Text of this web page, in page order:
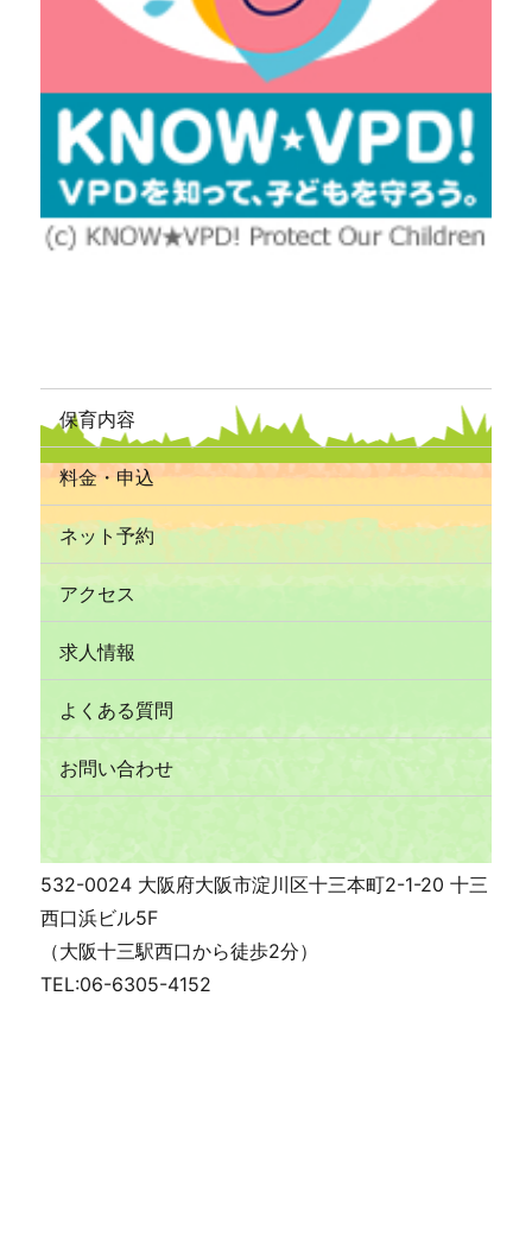
保育内容
料金・申込
ネット予約
アクセス
求人情報
よくある質問
お問い合わせ
532-0024 大阪府大阪市淀川区十三本町2-1-20 十三
西口浜ビル5F
（大阪十三駅西口から徒歩2分）
TEL:06-6305-4152